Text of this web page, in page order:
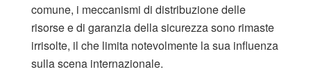
comune, i meccanismi di distribuzione delle
risorse e di garanzia della sicurezza sono rimaste
irrisolte, il che limita notevolmente la sua influenza
sulla scena internazionale.